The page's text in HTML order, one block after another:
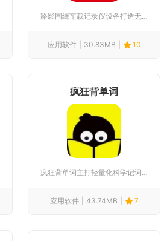
路影围绕车载记录仪设备打造无线互联管理工具，依托WiFi直连...
应用软件 30.83MB 10
疯狂背单词
疯狂背单词主打轻量化科学记词，依托艾宾浩斯遗忘曲线搭建核心复...
应用软件 43.74MB 7